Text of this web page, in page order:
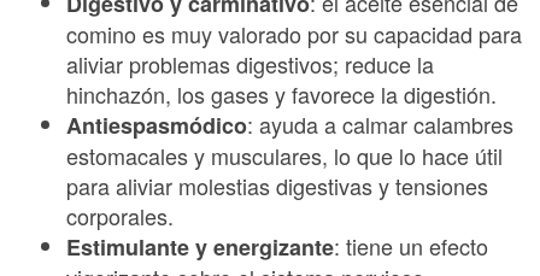
comino es muy valorado por su capacidad para
aliviar problemas digestivos; reduce la
hinchazón, los gases y favorece la digestión.
Antiespasmódico: ayuda a calmar calambres
estomacales y musculares, lo que lo hace útil
para aliviar molestias digestivas y tensiones
corporales.
Estimulante y energizante: tiene un efecto